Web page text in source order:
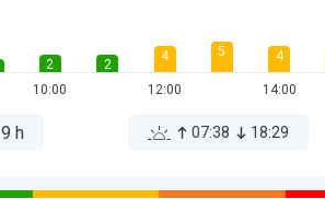
2
10:00
2
4
12:00
5 4
14:00
9 h 07:38 18:29